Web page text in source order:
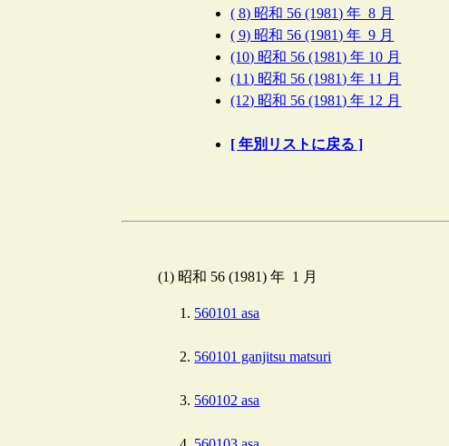
( 8) 昭和 56 (1981) 年 8 月
( 9) 昭和 56 (1981) 年 9 月
(10) 昭和 56 (1981) 年 10 月
(11) 昭和 56 (1981) 年 11 月
(12) 昭和 56 (1981) 年 12 月
[ 年別リストに戻る ]
(1) 昭和 56 (1981) 年 1 月
560101 asa
560101 ganjitsu matsuri
560102 asa